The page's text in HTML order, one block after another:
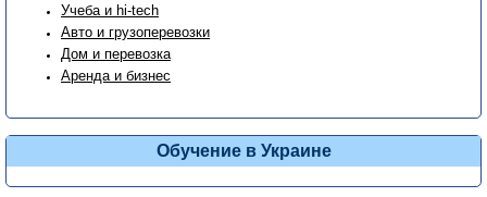
Учеба и hi-tech
Авто и грузоперевозки
Дом и перевозка
Аренда и бизнес
Обучение в Украине